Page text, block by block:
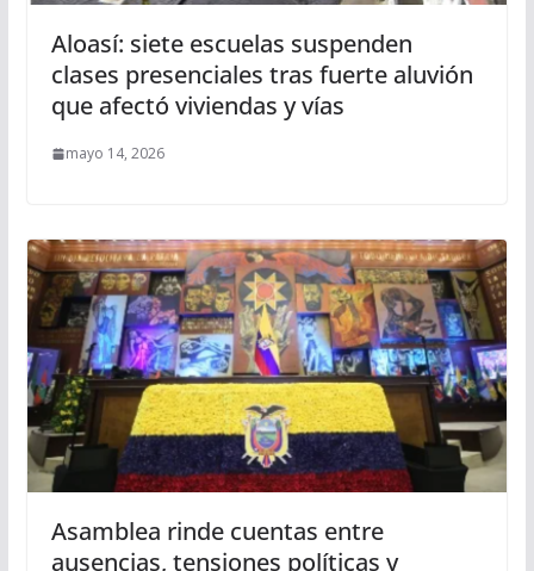
Aloasí: siete escuelas suspenden
clases presenciales tras fuerte aluvión
que afectó viviendas y vías
mayo 14, 2026
Asamblea rinde cuentas entre
ausencias, tensiones políticas y